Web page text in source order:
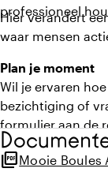
professioneel
Hier verandert
waar mensen
Plan je moment
Wil je ervaren
bezichtiging of
formulier aan de
picture_as_pdfMooie Boules